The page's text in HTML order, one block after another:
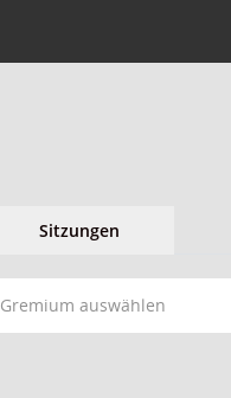
Sitzungen
Gremium auswählen